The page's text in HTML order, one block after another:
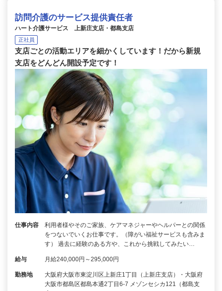
訪問介護のサービス提供責任者
ハート介護サービス 上新庄支店・都島支店
正社員
支店ごとの活動エリアを細かくしています！だから新規
支店をどんどん開設予定です！
仕事内容
利用者様やそのご家族、ケアマネジャーやヘルパーとの関係
をつないでいくお仕事です。（障がい福祉サービスも含みま
す） 過去に経験のある方や、これから挑戦してみたい…
給与 月給240,000円～295,000円
勤務地
大阪府大阪市東淀川区上新庄1丁目（上新庄支店）・大阪府
大阪市都島区都島本通2丁目6-7 メゾンセシカ121（都島支